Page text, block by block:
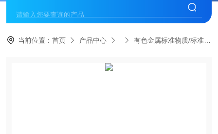
当前位置：首页 产品中心 有色金属标准物质/标准品